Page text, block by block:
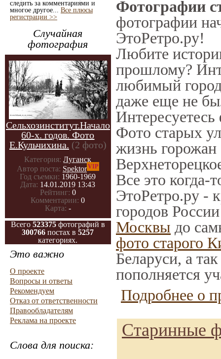
следить за комментариями и
многое другое... Все плюсы
регистрации >>
Случайная
фотография
Сельхозинститут.Начало
60-х. годов. Фото
Е.Кульчихина. (2 фото)
Категория: Луганск
Автор поста: SpektorVIP
Год съемки: 1960-1969
Дата: 14.01.2019 13:43
Рейтинг: 0
Комментарии: 0
Карта: -
Всего 523375 фотографий в
300766 постах в5257
категориях.
Это важно
О проекте
Вопросы и ответы
Рекомендуем
Отказ от ответственности
Правообладателям
Реклама на проекте
Слова для поиска:
Фотографии
фотографии
ЭтоРетро.ру!
Любите
прошлому?
любимый город
даже еще не
Интересуетесь
Фото старых
жизнь горожан
Все это когда-
ЭтоРетро.ру -
городов
Москвы до
фото старого
Беларуси, а
пополняется
Подробнее о
Старинные